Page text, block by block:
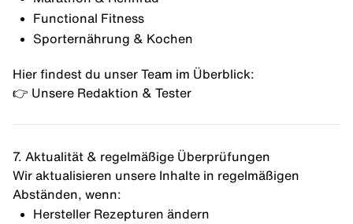
Functional Fitness
Sporternährung & Kochen
Hier findest du unser Team im Überblick:
👉 Unsere Redaktion & Tester
7. Aktualität & regelmäßige Überprüfungen
Wir aktualisieren unsere Inhalte in regelmäßigen
Abständen, wenn:
Hersteller Rezepturen ändern